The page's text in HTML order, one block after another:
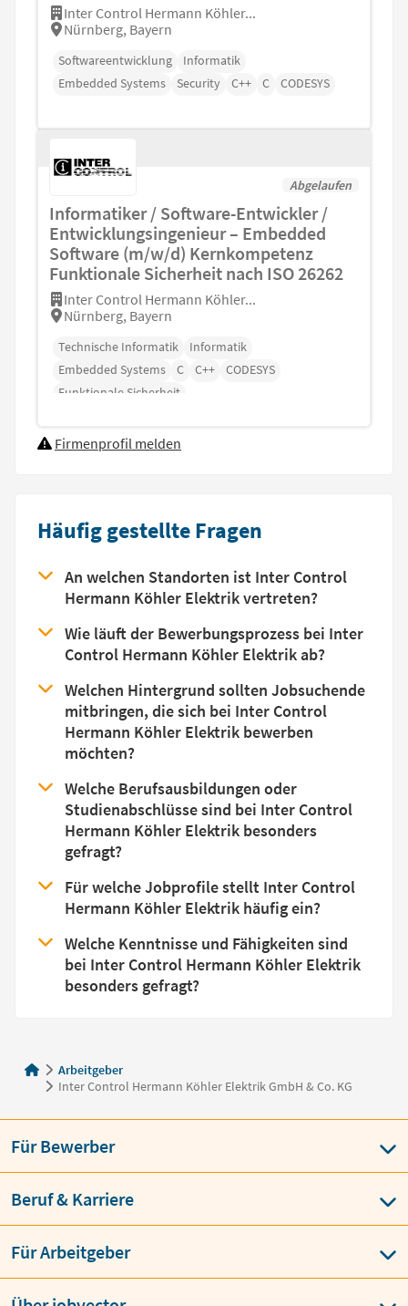
Inter Control Hermann Köhler...
Nürnberg, Bayern
Softwareentwicklung
Informatik
Embedded Systems
Security C++ C CODESYS
Abgelaufen
Informatiker / Software-Entwickler /
Entwicklungsingenieur – Embedded
Software (m/w/d) Kernkompetenz
Funktionale Sicherheit nach ISO 26262
Inter Control Hermann Köhler...
Nürnberg, Bayern
Technische Informatik
Informatik
Embedded Systems
C C++
CODESYS
Funktionale Sicherheit
Firmenprofil melden
Häufig gestellte Fragen
An welchen Standorten ist Inter Control
Hermann Köhler Elektrik vertreten?
Wie läuft der Bewerbungsprozess bei Inter
Control Hermann Köhler Elektrik ab?
Welchen Hintergrund sollten Jobsuchende
mitbringen, die sich bei Inter Control
Hermann Köhler Elektrik bewerben
möchten?
Welche Berufsausbildungen oder
Studienabschlüsse sind bei Inter Control
Hermann Köhler Elektrik besonders
gefragt?
Für welche Jobprofile stellt Inter Control
Hermann Köhler Elektrik häufig ein?
Welche Kenntnisse und Fähigkeiten sind
bei Inter Control Hermann Köhler Elektrik
besonders gefragt?
Arbeitgeber
Inter Control Hermann Köhler Elektrik GmbH & Co. KG
Für Bewerber
Beruf & Karriere
Für Arbeitgeber